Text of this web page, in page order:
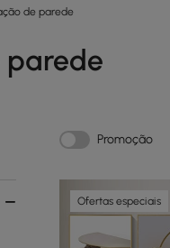
de parede
parede
Promoção
Ofertas especiais